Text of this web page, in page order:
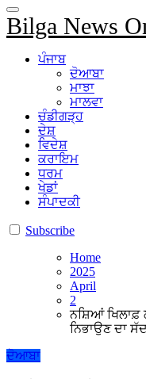
Bilga News
ਪੰਜਾਬ
ਦੋਆਬਾ
ਮਾਝਾ
ਮਾਲਵਾ
ਚੰਡੀਗੜ੍ਹ
ਦੇਸ਼
ਵਿਦੇਸ਼
ਕਰਾਇਮ
ਧਰਮ
ਖੇਡਾਂ
ਸੰਪਾਦਕੀ
Subscribe
Home
2025
April
2
ਨਸ਼ਿਆਂ ਖਿਲਾਫ਼
ਨਿਭਾਉਣ ਦਾ
ਦੋਆਬਾ